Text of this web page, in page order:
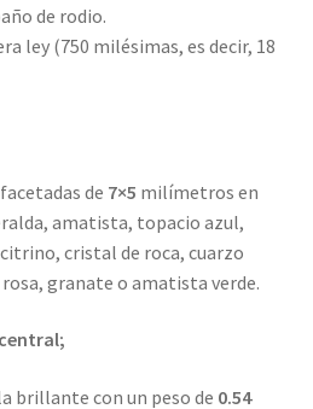
de rodio.
ley (750 milésimas, es decir, 18
de 7×5 milímetros en
amatista, topacio azul,
cristal de roca, cuarzo
granate o amatista verde.
brillante con un peso de 0.54